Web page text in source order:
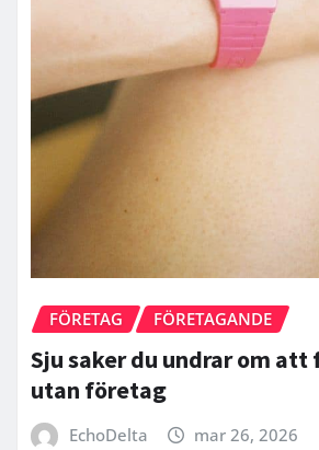
FÖRETAG FÖRETAGANDE
Sju saker du undrar om
utan företag
EchoDelta mar 26, 2026